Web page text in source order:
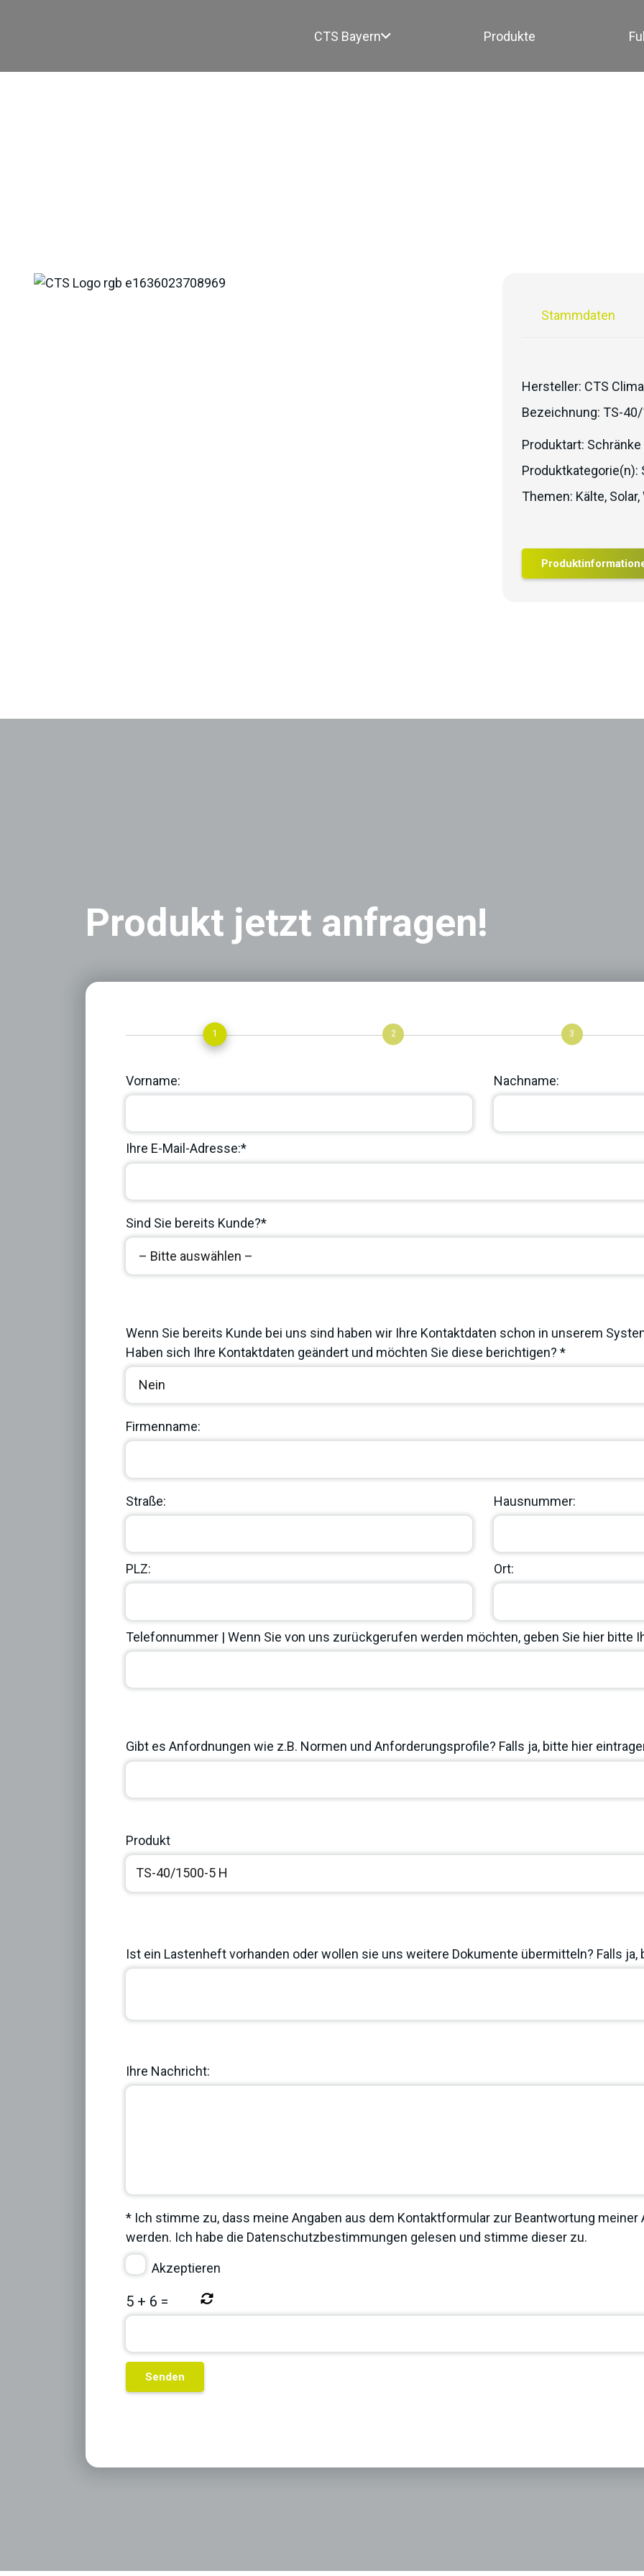
CTS Bayern Produkte
Stammdaten
Hersteller: CTS
Bezeichnung: TS-
Produktart: Schränke
Produktkategorie(n):
Themen: Kälte, Solar,
Produkt jetzt anfragen!
1 2 3
Vorname: Nachname:
Ihre E-Mail-Adresse:*
Sind Sie bereits Kunde?*
Wenn Sie bereits Kunde bei uns sind haben wir Ihre Kontaktdaten schon in unserem
Haben sich Ihre Kontaktdaten geändert und möchten Sie diese berichtigen? *
Firmenname:
Straße: Hausnummer:
PLZ: Ort:
Telefonnummer | Wenn Sie von uns zurückgerufen werden möchten, geben Sie hier bitte
Gibt es Anfordnungen wie z.B. Normen und Anforderungsprofile? Falls ja, bitte hier
Produkt
Ist ein Lastenheft vorhanden oder wollen sie uns weitere Dokumente übermitteln? Falls ja,
Ihre Nachricht:
* Ich stimme zu, dass meine Angaben aus dem Kontaktformular zur Beantwortung meiner
werden. Ich habe die Datenschutzbestimmungen gelesen und stimme dieser zu.
Akzeptieren
5 + 6 =